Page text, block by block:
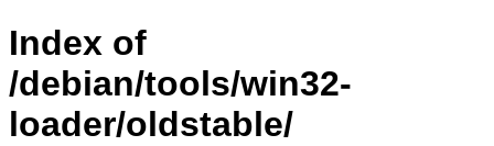
Index of
/debian/tools/win32-
loader/oldstable/